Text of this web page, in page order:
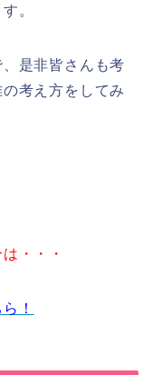
。
是非皆さんも考
考え方をしてみ
・・・
！